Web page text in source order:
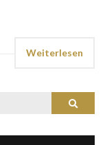
Weiterlesen
Suchen